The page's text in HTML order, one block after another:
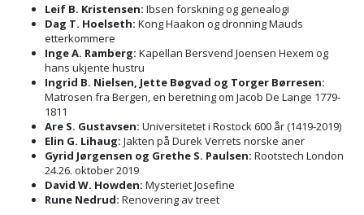
Leif B. Kristensen: Ibsen forskning og genealogi
Dag T. Hoelseth: Kong Haakon og dronning Mauds
etterkommere
Inge A. Ramberg: Kapellan Bersvend Joensen Hexem og
hans ukjente hustru
Ingrid B. Nielsen, Jette Bøgvad og Torger Børresen:
Matrosen fra Bergen, en beretning om Jacob De Lange 1779-
1811
Are S. Gustavsen: Universitetet i Rostock 600 år (1419-2019)
Elin G. Lihaug: Jakten på Durek Verrets norske aner
Gyrid Jørgensen og Grethe S. Paulsen: Rootstech London
24.26. oktober 2019
David W. Howden: Mysteriet Josefine
Rune Nedrud: Renovering av treet